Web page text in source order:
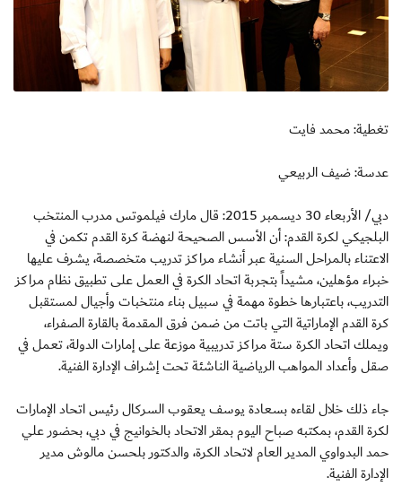
تغطية: محمد فايت
عدسة: ضيف الربيعي
دبي/ الأربعاء 30 ديسمبر 2015: قال مارك فيلموتس مدرب المنتخب
البلجيكي لكرة القدم: أن الأسس الصحيحة لنهضة كرة القدم تكمن في
الاعتناء بالمراحل السنية عبر أنشاء مراكز تدريب متخصصة، يشرف عليها
خبراء مؤهلين، مشيداً بتجربة اتحاد الكرة في العمل على تطبيق نظام مراكز
التدريب، باعتبارها خطوة مهمة في سبيل بناء منتخبات وأجيال لمستقبل
كرة القدم الإماراتية التي باتت من ضمن فرق المقدمة بالقارة الصفراء،
ويملك اتحاد الكرة ستة مراكز تدريبية موزعة على إمارات الدولة، تعمل في
صقل وأعداد المواهب الرياضية الناشئة تحت إشراف الإدارة الفنية.
جاء ذلك خلال لقاءه بسعادة يوسف يعقوب السركال رئيس اتحاد الإمارات
لكرة القدم، بمكتبه صباح اليوم بمقر الاتحاد بالخوانيج في دبي، بحضور علي
حمد البدواوي المدير العام لاتحاد الكرة، والدكتور بلحسن مالوش مدير
الإدارة الفنية.